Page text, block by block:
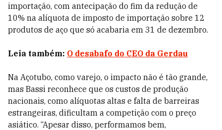
importação, com antecipação do fim da redução de
10% na alíquota de imposto de importação sobre 12
produtos de aço que só acabaria em 31 de dezembro.
Leia também: O desabafo do CEO da Gerdau
Na Açotubo, como varejo, o impacto não é tão grande,
mas Bassi reconhece que os custos de produção
nacionais, como alíquotas altas e falta de barreiras
estrangeiras, dificultam a competição com o preço
asiático. “Apesar disso, performamos bem,